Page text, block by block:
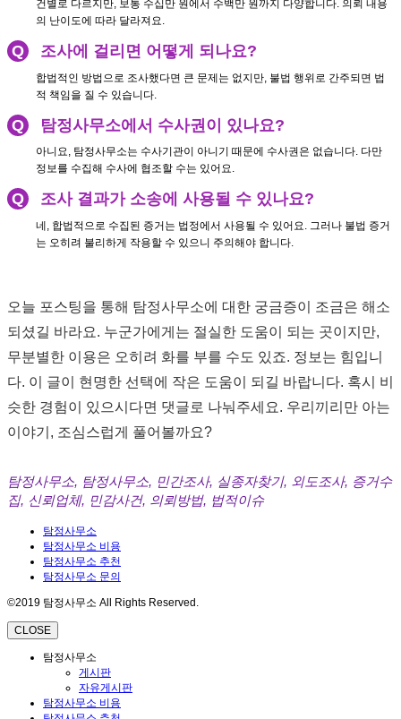
건별로 다르지만, 보통 수십만 원에서 수백만 원까지 다양합니다. 의뢰 내용
의 난이도에 따라 달라져요.
Q 조사에 걸리면 어떻게 되나요?
합법적인 방법으로 조사했다면 큰 문제는 없지만, 불법 행위로 간주되면 법
적 책임을 질 수 있습니다.
Q 탐정사무소에서 수사권이 있나요?
아니요, 탐정사무소는 수사기관이 아니기 때문에 수사권은 없습니다. 다만
정보를 수집해 수사에 협조할 수는 있어요.
Q 조사 결과가 소송에 사용될 수 있나요?
네, 합법적으로 수집된 증거는 법정에서 사용될 수 있어요. 그러나 불법 증거
는 오히려 불리하게 작용할 수 있으니 주의해야 합니다.
오늘 포스팅을 통해 탐정사무소에 대한 궁금증이 조금은 해소
되셨길 바라요. 누군가에게는 절실한 도움이 되는 곳이지만,
무분별한 이용은 오히려 화를 부를 수도 있죠. 정보는 힘입니
다. 이 글이 현명한 선택에 작은 도움이 되길 바랍니다. 혹시 비
슷한 경험이 있으시다면 댓글로 나눠주세요. 우리끼리만 아는
이야기, 조심스럽게 풀어볼까요?
탐정사무소, 탐정사무소, 민간조사, 실종자찾기, 외도조사, 증거수
집, 신뢰업체, 민감사건, 의뢰방법, 법적이슈
탐정사무소
탐정사무소 비용
탐정사무소 추천
탐정사무소 문의
©2019 탐정사무소 All Rights Reserved.
CLOSE
탐정사무소
게시판
자유게시판
탐정사무소 비용